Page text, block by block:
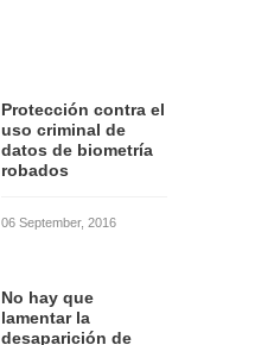
Protección contra el
uso criminal de
datos de biometría
robados
06 September, 2016
No hay que
lamentar la
desaparición de